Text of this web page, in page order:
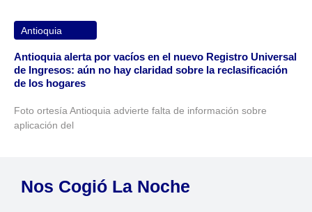
Antioquia
Antioquia alerta por vacíos en el nuevo Registro Universal
de Ingresos: aún no hay claridad sobre la reclasificación
de los hogares
Foto ortesía Antioquia advierte falta de información sobre
aplicación del
Nos Cogió La Noche